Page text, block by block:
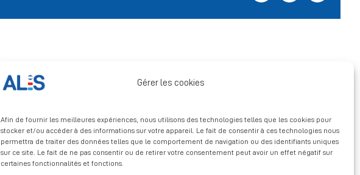
Gérer les cookies
Afin de fournir les meilleures expériences, nous utilisons des technologies telles que les cookies pour
stocker et/ou accéder à des informations sur votre appareil. Le fait de consentir à ces technologies nous
permettra de traiter des données telles que le comportement de navigation ou des identifiants uniques
sur ce site. Le fait de ne pas consentir ou de retirer votre consentement peut avoir un effet négatif sur
certaines fonctionnalités et fonctions.